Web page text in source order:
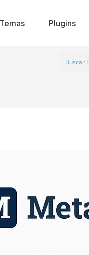
Temas Plugins